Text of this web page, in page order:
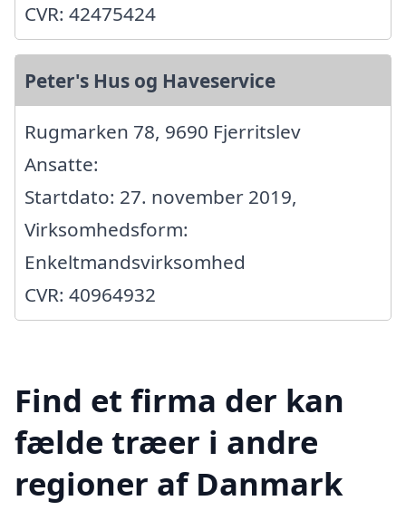
CVR: 42475424
Peter's Hus og Haveservice
Rugmarken 78, 9690 Fjerritslev
Ansatte:
Startdato: 27. november 2019,
Virksomhedsform:
Enkeltmandsvirksomhed
CVR: 40964932
Find et firma der kan
fælde træer i andre
regioner af Danmark